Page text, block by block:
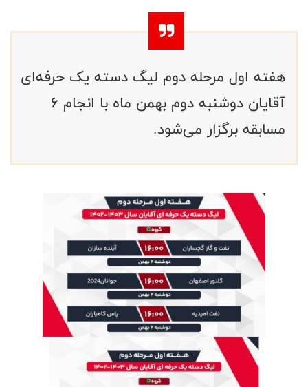
هفته اول مرحله دوم لیگ دسته یک حرفه‌ای
آقایان دوشنبه دوم بهمن ماه با انجام ۶
مسابقه برگزار می‌شود.